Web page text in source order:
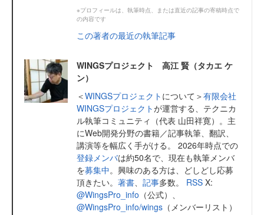
※プロフィールは、執筆時点、または直近の記事の寄稿時点で
の内容です
この著者の最近の執筆記事
WINGSプロジェクト 高江 賢（タカエ ケ
ン）
＜WINGSプロジェクト について＞有限会社
WINGSプロジェクトが運営する、テクニカ
ル執筆コミュニティ（代表 山田祥寛）。主
にWeb開発分野の書籍／記事執筆、翻訳、
講演等を幅広く手がける。 2026年時点での
登録メンバは約50名で、現在も執筆メンバ
を募集中。興味のある方は、どしどし応募
頂きたい。 著書 記事多数。 RSS X:
@WingsPro_info （公式）、
@WingsPro_info/wings （メンバーリスト）